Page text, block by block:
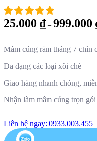
25.000 ₫ – 999.000
Mâm cúng rằm tháng 7 chỉn
Đa dạng các loại xôi chè
Giao hàng nhanh chóng,
Nhận làm mâm cúng trọn gói
Liên hệ ngay: 0933.003.455